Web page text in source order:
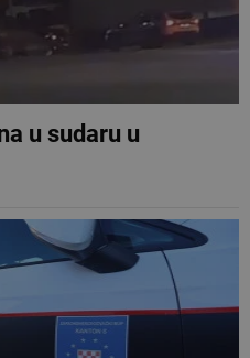
u sudaru u